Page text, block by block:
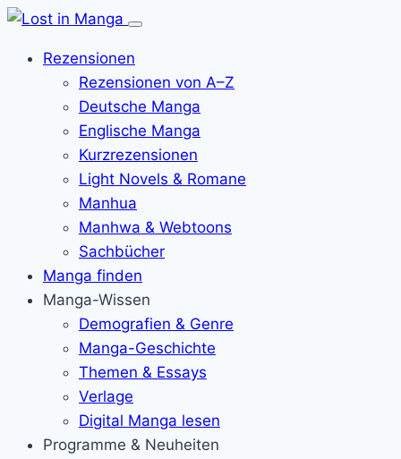
Menü
Rezensionen
Rezensionen von A–Z
Deutsche Manga
Englische Manga
Kurzrezensionen
Light Novels & Romane
Manhua
Manhwa & Webtoons
Sachbücher
Manga finden
Manga-Wissen
Demografien & Genre
Manga-Geschichte
Themen & Essays
Verlage
Digital Manga lesen
Programme & Neuheiten